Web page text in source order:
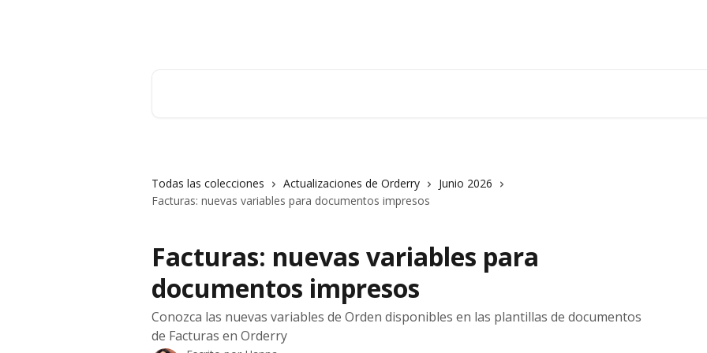
Todas las colecciones Actualizaciones de Orderry
Junio 2026
Facturas: nuevas variables para documentos impresos
Facturas: nuevas variables para
documentos impresos
Conozca las nuevas variables de Orden disponibles en las plantillas de documentos
de Facturas en Orderry